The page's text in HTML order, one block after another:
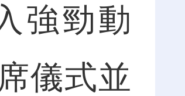
強勁動
儀式並